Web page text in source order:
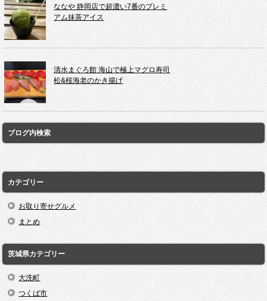
ななや 静岡店で超濃い7番のプレミ
アム抹茶アイス
清水まぐろ館 海山で極上マグロ寿司
松&桜海老のかき揚げ
ブログ内検索
カテゴリー
お取り寄せグルメ
まとめ
茨城県カテゴリー
大洗町
つくば市